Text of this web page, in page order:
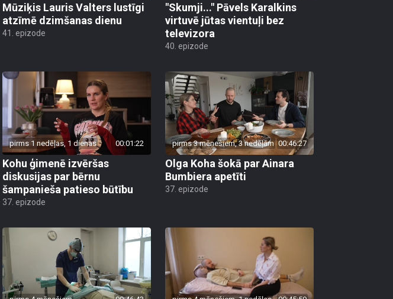
Mūziķis Lauris Valters lustīgi
atzīmē dzimšanas dienu
41. epizode
"Skumji..." Pāvels Karalkins
virtuvē jūtas vientuļi bez
televizora
40. epizode
pirms 1 nedēļas, 1 dienas 00:01:22
Kohu ģimenē izvēršas
diskusijas par bērnu
šampanieša patieso būtību
37. epizode
pirms 3 mēnešiem, 3 nedēļām 00:46:27
Olga Koha šokā par Ainara
Bumbiera apetīti
37. epizode